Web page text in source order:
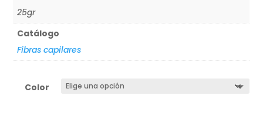
25gr
Catálogo
Fibras capilares
Color